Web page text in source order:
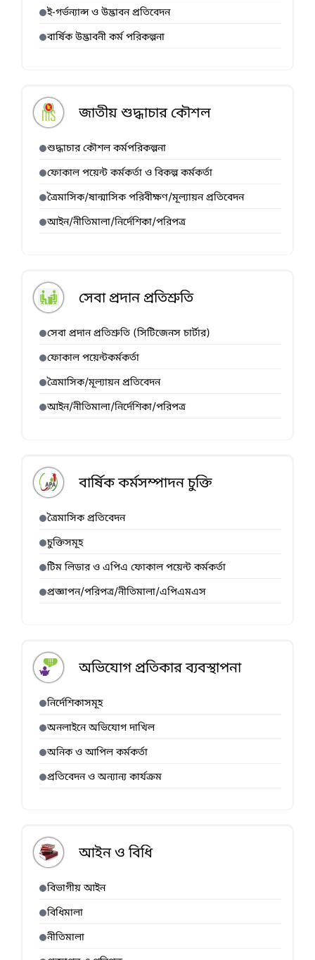
ই-গর্ভন্যান্স ও উদ্ভাবন প্রতিবেদন
বার্ষিক উদ্ভাবনী কর্ম পরিকল্পনা
জাতীয় শুদ্ধাচার কৌশল
শুদ্ধাচার কৌশল কর্মপরিকল্পনা
ফোকাল পয়েন্ট কর্মকর্তা ও বিকল্প কর্মকর্তা
ত্রৈমাসিক/ষান্মাসিক পরিবীক্ষণ/মূল্যায়ন প্রতিবেদন
আইন/নীতিমালা/নির্দেশিকা/পরিপত্র
সেবা প্রদান প্রতিশ্রুতি
সেবা প্রদান প্রতিশ্রুতি (সিটিজেনস চার্টার)
ফোকাল পয়েন্টকর্মকর্তা
ত্রৈমাসিক/মূল্যায়ন প্রতিবেদন
আইন/নীতিমালা/নির্দেশিকা/পরিপত্র
বার্ষিক কর্মসম্পাদন চুক্তি
ত্রৈমাসিক প্রতিবেদন
চুক্তিসমূহ
টিম লিডার ও এপিএ ফোকাল পয়েন্ট কর্মকর্তা
প্রজ্ঞাপন/পরিপত্র/নীতিমালা/এপিএমএস
অভিযোগ প্রতিকার ব্যবস্থাপনা
নির্দেশিকাসমূহ
অনলাইনে অভিযোগ দাখিল
অনিক ও আপিল কর্মকর্তা
প্রতিবেদন ও অন্যান্য কার্যক্রম
আইন ও বিধি
বিভাগীয় আইন
বিধিমালা
নীতিমালা